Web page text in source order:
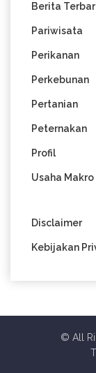
Berita
Pariwisata
Perikanan
Perkebunan
Pertanian
Peternakan
Profil
Usaha Makro
Disclaimer
Kebijakan
© All